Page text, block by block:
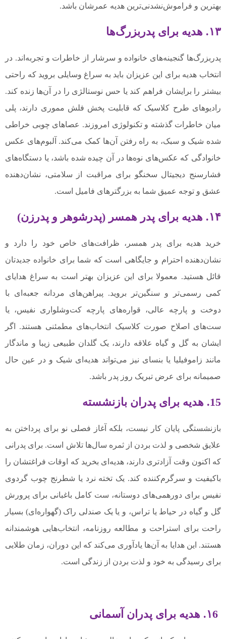
بهترین و فراموش‌نشدنی‌ترین هدیه عمرشان باشد.
۱۳. هدیه برای پدربزرگ‌ها
پدربزرگ‌ها گنجینه‌های خانواده و سرشار از خاطرات و تجربه‌اند. در
انتخاب هدیه برای این عزیزان باید به سراغ وسایلی بروید که راحتی
بیشتر را برایشان فراهم کند یا حس نوستالژی را در آن‌ها زنده کند.
رادیوهای طرح کلاسیک که قابلیت پخش فلش مموری دارند، پلی
میان خاطرات گذشته و تکنولوژی امروزند. عصاهای چوبی خراطی
شده شیک و سبک، به راه رفتن آن‌ها کمک می‌کند. آلبوم‌های عکس
خانوادگی که عکس‌های نوه‌ها در آن چیده شده باشد، یا دستگاه‌های
فشارسنج دیجیتال سخنگو برای مراقبت از سلامتی، نشان‌دهنده
عشق و توجه عمیق شما به بزرگترهای فامیل است.
۱۴. هدیه برای پدر همسر (پدرشوهر و پدرزن)
خرید هدیه برای پدر همسر، ظرافت‌های خاص خود را دارد و
نشان‌دهنده احترام و جایگاهی است که شما برای خانواده جدیدتان
قائل هستید. معمولا برای این عزیزان بهتر است به سراغ هدایای
کمی رسمی‌تر و سنگین‌تر بروید. پیراهن‌های مردانه جعبه‌ای با
دوخت و پارچه عالی، قواره‌های پارچه کت‌وشلواری نفیس، یا
ست‌های اصلاح صورت کلاسیک انتخاب‌های مطمئنی هستند. اگر
ایشان به گل و گیاه علاقه دارند، یک گلدان طبیعی زیبا و ماندگار
مانند زاموفیلیا یا بنسای نیز می‌تواند هدیه‌ای شیک و در عین حال
صمیمانه برای عرض تبریک روز پدر باشد.
15. هدیه برای پدران بازنشسته
بازنشستگی پایان کار نیست، بلکه آغاز فصلی نو برای پرداختن به
علایق شخصی و لذت بردن از ثمره سال‌ها تلاش است. برای پدرانی
که اکنون وقت آزادتری دارند، هدیه‌ای بخرید که اوقات فراغتشان را
باکیفیت و سرگرم‌کننده کند. یک تخته نرد یا شطرنج چوب گردوی
نفیس برای دورهمی‌های دوستانه، ست کامل باغبانی برای پرورش
گل و گیاه در حیاط یا تراس، و یا یک صندلی راک (گهواره‌ای) بسیار
راحت برای استراحت و مطالعه روزنامه، انتخاب‌هایی هوشمندانه
هستند. این هدایا به آن‌ها یادآوری می‌کند که این دوران، زمان طلایی
برای رسیدگی به خود و لذت بردن از زندگی است.